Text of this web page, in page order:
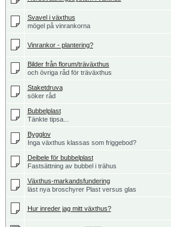
Svavel i växthus
mögel på vinrankorna
Vinrankor - plantering?
Bilder från florum/träväxthus
och övriga råd för träväxthus
Staketdruva
söker råd
Bubbelplast
Tänkte tipsa...
Bygglov
Inga växthus klassas som friggebod?
Deibele för bubbelplast
Fastsättning av bubbel i trähus
Växthus-markandsfundering
läst nya broschyrer Plast versus glas
Hur inreder jag mitt växthus?